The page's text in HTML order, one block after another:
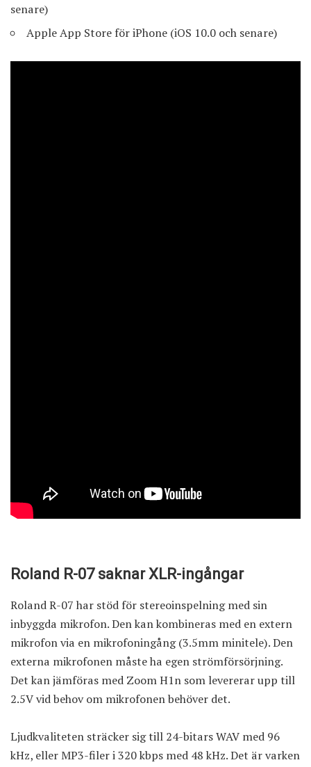
senare)
Apple App Store för iPhone (iOS 10.0 och senare)
Roland R-07 saknar XLR-ingångar
Roland R-07 har stöd för stereoinspelning med sin
inbyggda mikrofon. Den kan kombineras med en extern
mikrofon via en mikrofoningång (3.5mm minitele). Den
externa mikrofonen måste ha egen strömförsörjning.
Det kan jämföras med Zoom H1n som levererar upp till
2.5V vid behov om mikrofonen behöver det.
Ljudkvaliteten sträcker sig till 24-bitars WAV med 96
kHz, eller MP3-filer i 320 kbps med 48 kHz. Det är varken